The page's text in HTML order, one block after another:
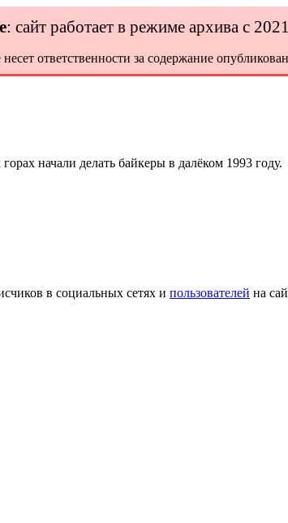
: сайт работает в режиме архива с
ответственности за содержание
начали делать байкеры в далёком 1993 году.
в социальных сетях и пользователей на